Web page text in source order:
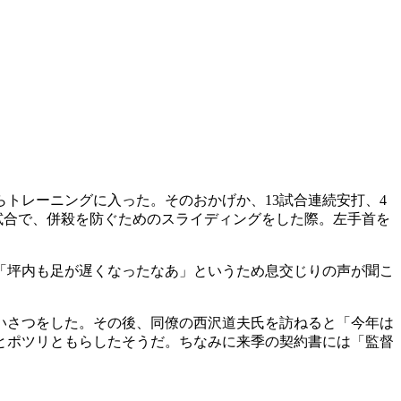
レーニングに入った。そのおかげか、13試合連続安打、4
で、併殺を防ぐためのスライディングをした際。左手首を
内も足が遅くなったなあ」というため息交じりの声が聞こ
つをした。その後、同僚の西沢道夫氏を訪ねると「今年は
ツリともらしたそうだ。ちなみに来季の契約書には「監督